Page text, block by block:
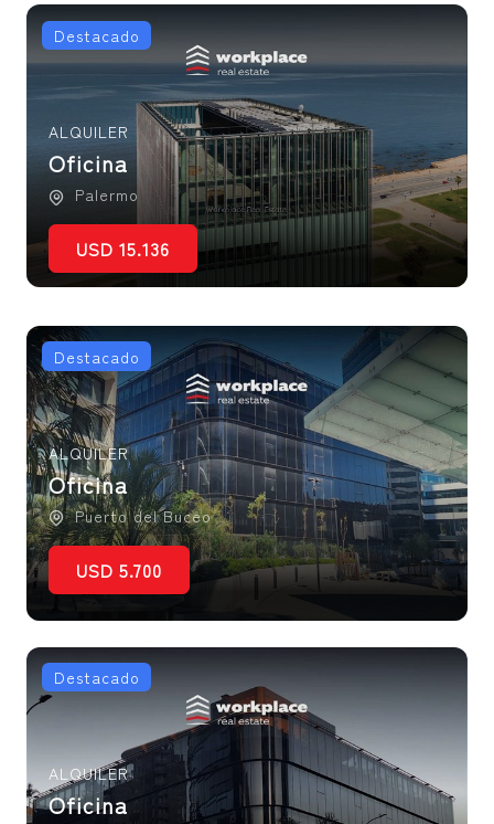
Destacado
ALQUILER
Oficina
Palermo
USD 15.136
Destacado
ALQUILER
Oficina
Puerto del Buceo
USD 5.700
Destacado
ALQUILER
Oficina